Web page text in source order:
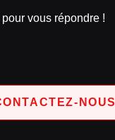
vous répondre !
NOUS